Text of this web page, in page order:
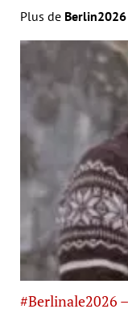
Plus de Berlin2026
#Berlinale2026